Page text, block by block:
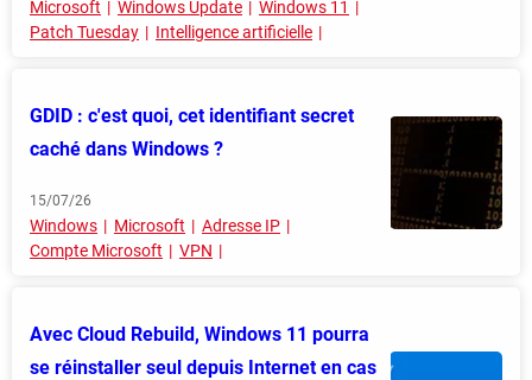
Microsoft Windows Update
Windows 11
Patch Tuesday
Intelligence artificielle
GDID : c'est quoi, cet identifiant secret
caché dans Windows ?
15/07/26
Windows Microsoft
Adresse IP
Compte Microsoft
VPN
Avec Cloud Rebuild, Windows 11 pourra
se réinstaller seul depuis Internet en cas